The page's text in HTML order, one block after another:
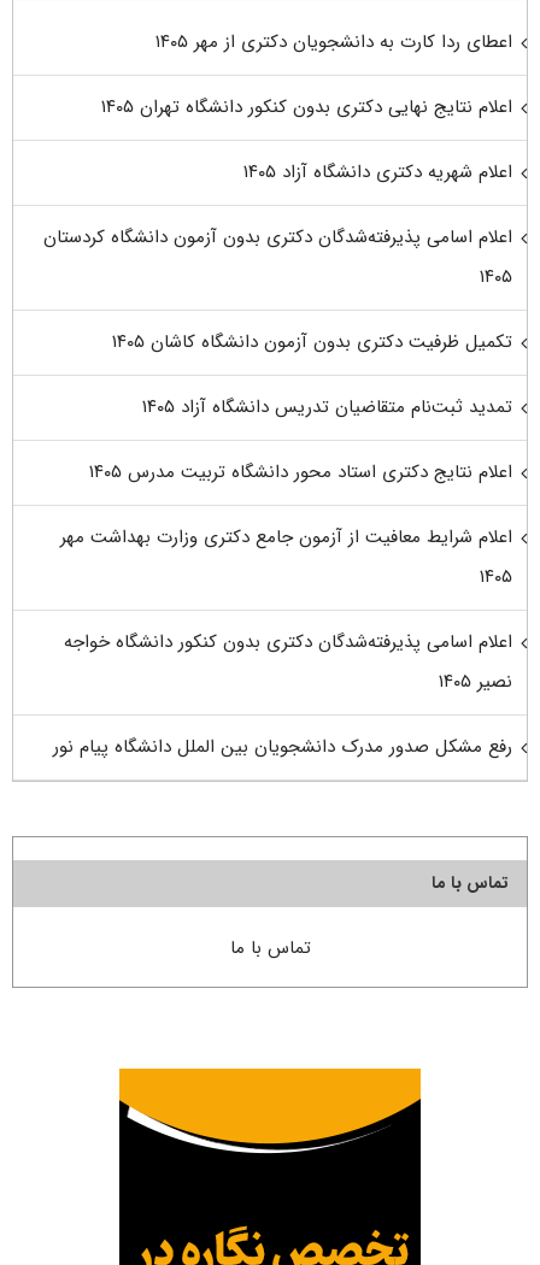
اعطای ردا کارت به دانشجویان دکتری از مهر ۱۴۰۵
اعلام نتایج نهایی دکتری بدون کنکور دانشگاه تهران ۱۴۰۵
اعلام شهریه دکتری دانشگاه آزاد ۱۴۰۵
اعلام اسامی پذیرفته‌شدگان دکتری بدون آزمون دانشگاه کردستان
۱۴۰۵
تکمیل ظرفیت دکتری بدون آزمون دانشگاه کاشان ۱۴۰۵
تمدید ثبت‌نام متقاضیان تدریس دانشگاه آزاد ۱۴۰۵
اعلام نتایج دکتری استاد محور دانشگاه تربیت مدرس ۱۴۰۵
اعلام شرایط معافیت از آزمون جامع دکتری وزارت بهداشت مهر
۱۴۰۵
اعلام اسامی پذیرفته‌شدگان دکتری بدون کنکور دانشگاه خواجه
نصیر ۱۴۰۵
رفع مشکل صدور مدرک دانشجویان بین الملل دانشگاه پیام نور
تماس با ما
تماس با ما